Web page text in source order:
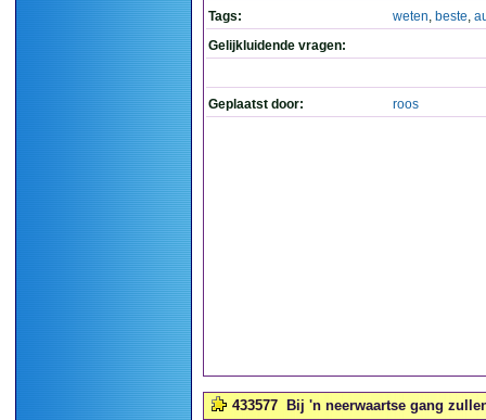
Tags:
weten, beste,
Gelijkluidende vragen:
Geplaatst door: roos
433577 Bij 'n neerwaartse gang